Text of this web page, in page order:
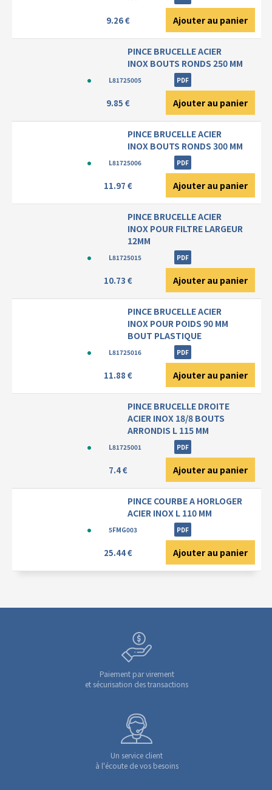
9.26 € Ajouter au panier
PINCE BRUCELLE ACIER
INOX BOUTS RONDS 250 MM
L81725005 PDF
9.85 € Ajouter au panier
PINCE BRUCELLE ACIER
INOX BOUTS RONDS 300 MM
L81725006 PDF
11.97 € Ajouter au panier
PINCE BRUCELLE ACIER
INOX POUR FILTRE LARGEUR
12MM
L81725015 PDF
10.73 € Ajouter au panier
PINCE BRUCELLE ACIER
INOX POUR POIDS 90 MM
BOUT PLASTIQUE
L81725016 PDF
11.88 € Ajouter au panier
PINCE BRUCELLE DROITE
ACIER INOX 18/8 BOUTS
ARRONDIS L 115 MM
L81725001 PDF
7.4 € Ajouter au panier
PINCE COURBE A HORLOGER
ACIER INOX L 110 MM
5FMG003 PDF
25.44 € Ajouter au panier
Paiement par virement
et sécurisation des transactions
Un service client
à l'écoute de vos besoins